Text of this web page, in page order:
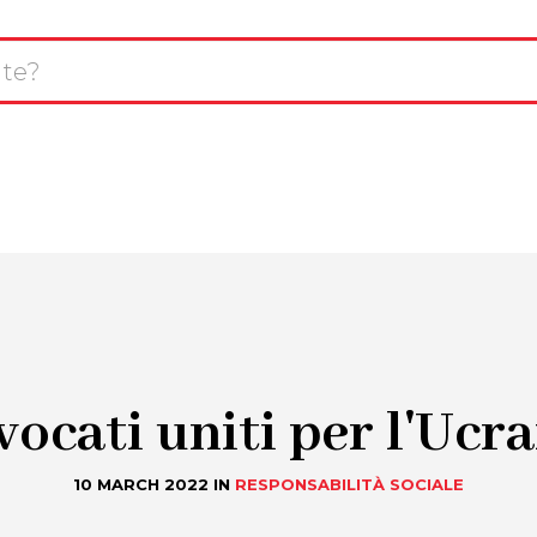
CHI SIAMO
uniti per
10 MARCH 2022 IN RESPONSABILITÀ SOCIALE